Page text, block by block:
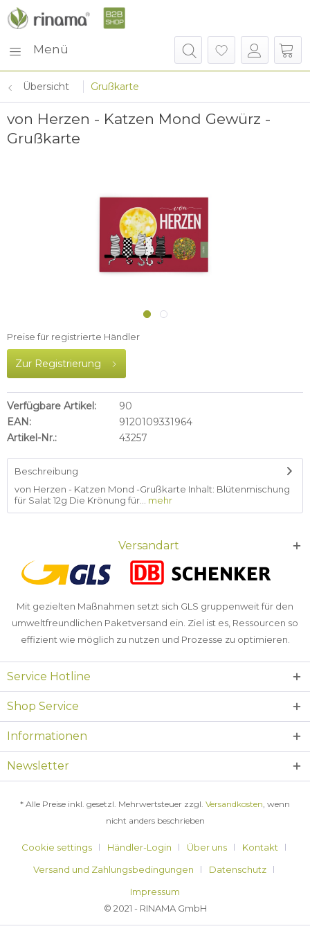
Menü
Übersicht Grußkarte
von Herzen - Katzen Mond Gewürz -
Grußkarte
Preise für registrierte Händler
Zur Registrierung
Verfügbare Artikel:
90
EAN:
9120109331964
Artikel-Nr.:
43257
Beschreibung
von Herzen - Katzen Mond -Grußkarte Inhalt: Blütenmischung
für Salat 12g Die Krönung für...
mehr
Versandart
Mit gezielten Maßnahmen setzt sich GLS gruppenweit für den
umweltfreundlichen Paketversand ein. Ziel ist es, Ressourcen so
effizient wie möglich zu nutzen und Prozesse zu optimieren.
Service Hotline
Shop Service
Informationen
Newsletter
* Alle Preise inkl. gesetzl. Mehrwertsteuer zzgl. Versandkosten, wenn
nicht anders beschrieben
Cookie settings Händler-Login Über uns
Kontakt
Versand und Zahlungsbedingungen
Datenschutz
Impressum
© 2021 - RINAMA GmbH